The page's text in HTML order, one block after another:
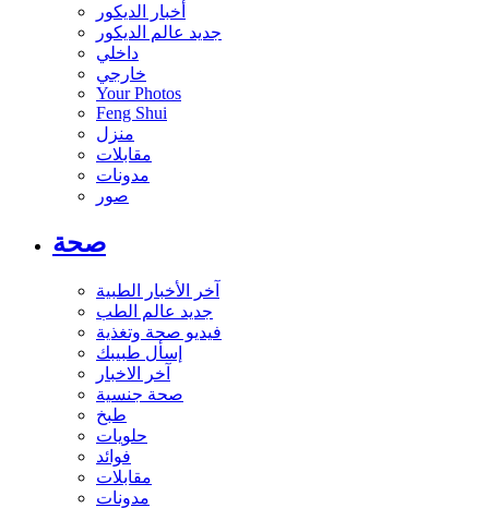
أخبار الديكور
جديد عالم الديكور
داخلي
خارجي
Your Photos
Feng Shui
منزل
مقابلات
مدونات
صور
صحة
آخر الأخبار الطبية
جديد عالم الطب
فيديو صحة وتغذية
إسأل طبيبك
آخر الاخبار
صحة جنسية
طبخ
حلويات
فوائد
مقابلات
مدونات